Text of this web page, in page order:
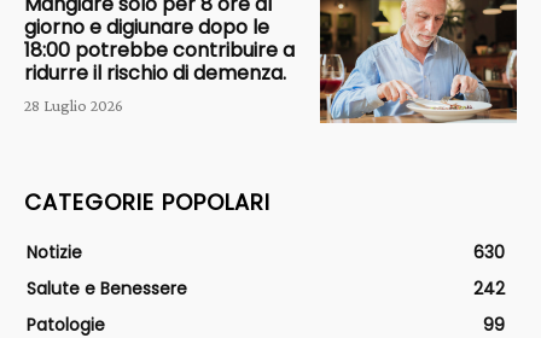
giorno e digiunare dopo le
18:00 potrebbe contribuire a
ridurre il rischio di demenza.
28 Luglio 2026
CATEGORIE POPOLARI
Notizie
630
Salute e Benessere
242
Patologie
99